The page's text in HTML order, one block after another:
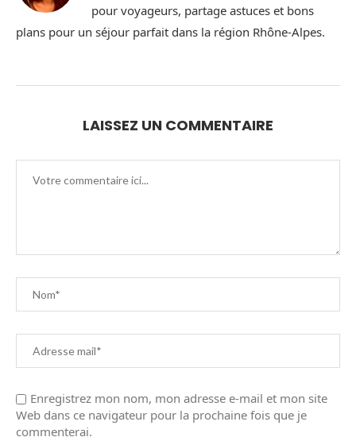
pour voyageurs, partage astuces et bons
plans pour un séjour parfait dans la région Rhône-Alpes.
LAISSEZ UN COMMENTAIRE
Enregistrez mon nom, mon adresse e-mail et mon site
Web dans ce navigateur pour la prochaine fois que je
commenterai.